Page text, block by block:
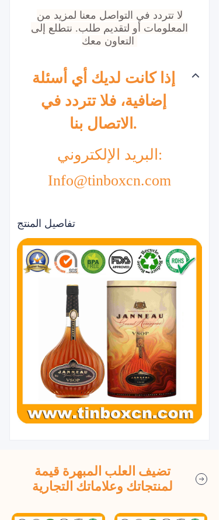
لا تتردد في التواصل معنا لمزيد من
المعلومات أو لتقديم طلب. نتطلع إلى
إذا كانت لديك أي أسئلة
إضافية، فلا تتردد في
الاتصال بنا.
البريد الإلكتروني:
Info@tinboxcn.com
تفاصيل المنتج
تضيف العلب المبهرة قيمة
لمنتجاتك وعلاماتك التجارية